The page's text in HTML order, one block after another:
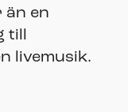
än en
till
livemusik.